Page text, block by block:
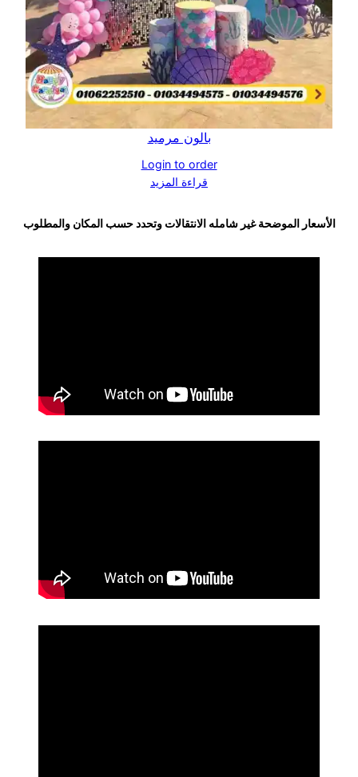
بالون مرميد
Login to order
قراءة المزيد
الأسعار الموضحة غير شامله الانتقالات وتحدد حسب المكان والمطلوب